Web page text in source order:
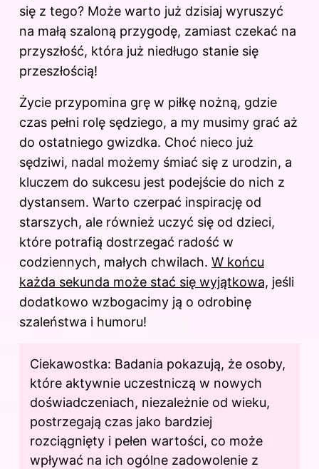
się z tego? Może warto już dzisiaj wyruszyć
na małą szaloną przygodę, zamiast czekać na
przyszłość, która już niedługo stanie się
przeszłością!
Życie przypomina grę w piłkę nożną, gdzie
czas pełni rolę sędziego, a my musimy grać aż
do ostatniego gwizdka. Choć nieco już
sędziwi, nadal możemy śmiać się z urodzin, a
kluczem do sukcesu jest podejście do nich z
dystansem. Warto czerpać inspirację od
starszych, ale również uczyć się od dzieci,
które potrafią dostrzegać radość w
codziennych, małych chwilach. W końcu
każda sekunda może stać się wyjątkowa, jeśli
dodatkowo wzbogacimy ją o odrobinę
szaleństwa i humoru!
Ciekawostka: Badania pokazują, że osoby,
które aktywnie uczestniczą w nowych
doświadczeniach, niezależnie od wieku,
postrzegają czas jako bardziej
rozciągnięty i pełen wartości, co może
wpływać na ich ogólne zadowolenie z